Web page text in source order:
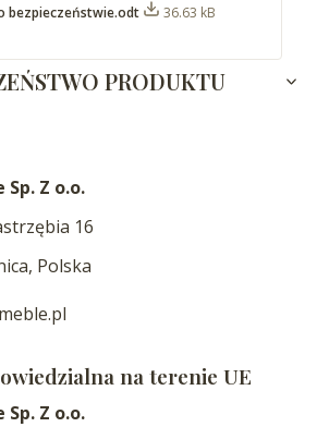
bezpieczeństwie.odt 36.63 kB
PRODUKTU
Z o.o.
16
Polska
na terenie UE
Z o.o.